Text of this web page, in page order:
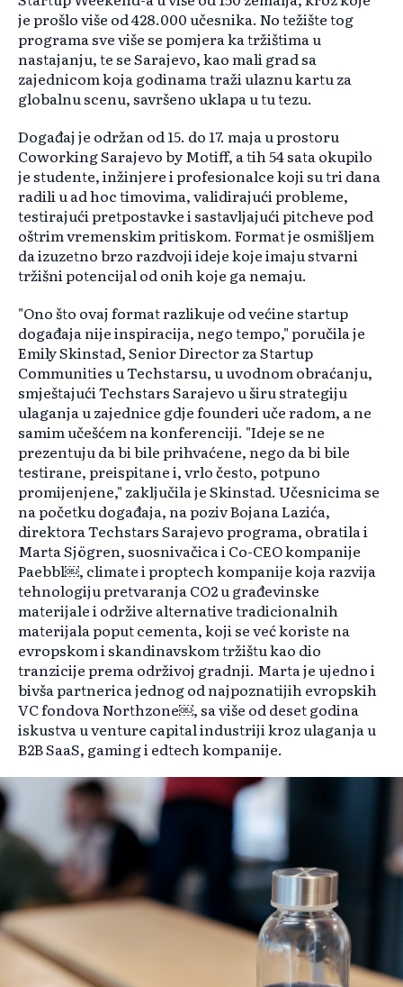
je prošlo više od 428.000 učesnika. No težište tog
programa sve više se pomjera ka tržištima u
nastajanju, te se Sarajevo, kao mali grad sa
zajednicom koja godinama traži ulaznu kartu za
globalnu scenu, savršeno uklapa u tu tezu.
Događaj je održan od 15. do 17. maja u prostoru
Coworking Sarajevo by Motiff, a tih 54 sata okupilo
je studente, inžinjere i profesionalce koji su tri dana
radili u ad hoc timovima, validirajući probleme,
testirajući pretpostavke i sastavljajući pitcheve pod
oštrim vremenskim pritiskom. Format je osmišljem
da izuzetno brzo razdvoji ideje koje imaju stvarni
tržišni potencijal od onih koje ga nemaju.
"Ono što ovaj format razlikuje od većine startup
događaja nije inspiracija, nego tempo," poručila je
Emily Skinstad, Senior Director za Startup
Communities u Techstarsu, u uvodnom obraćanju,
smještajući Techstars Sarajevo u širu strategiju
ulaganja u zajednice gdje founderi uče radom, a ne
samim učešćem na konferenciji. "Ideje se ne
prezentuju da bi bile prihvaćene, nego da bi bile
testirane, preispitane i, vrlo često, potpuno
promijenjene," zaključila je Skinstad. Učesnicima se
na početku događaja, na poziv Bojana Lazića,
direktora Techstars Sarajevo programa, obratila i
Marta Sjögren, suosnivačica i Co-CEO kompanije
Paebbl￼, climate i proptech kompanije koja razvija
tehnologiju pretvaranja CO2 u građevinske
materijale i održive alternative tradicionalnih
materijala poput cementa, koji se već koriste na
evropskom i skandinavskom tržištu kao dio
tranzicije prema održivoj gradnji. Marta je ujedno i
bivša partnerica jednog od najpoznatijih evropskih
VC fondova Northzone￼, sa više od deset godina
iskustva u venture capital industriji kroz ulaganja u
B2B SaaS, gaming i edtech kompanije.